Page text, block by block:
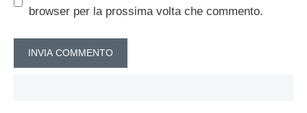
browser per la prossima volta che commento.